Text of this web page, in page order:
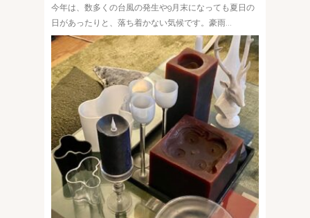
今年は、数多くの台風の発生や9月末になっても夏日の
日があったりと、落ち着かない気候です。豪雨...